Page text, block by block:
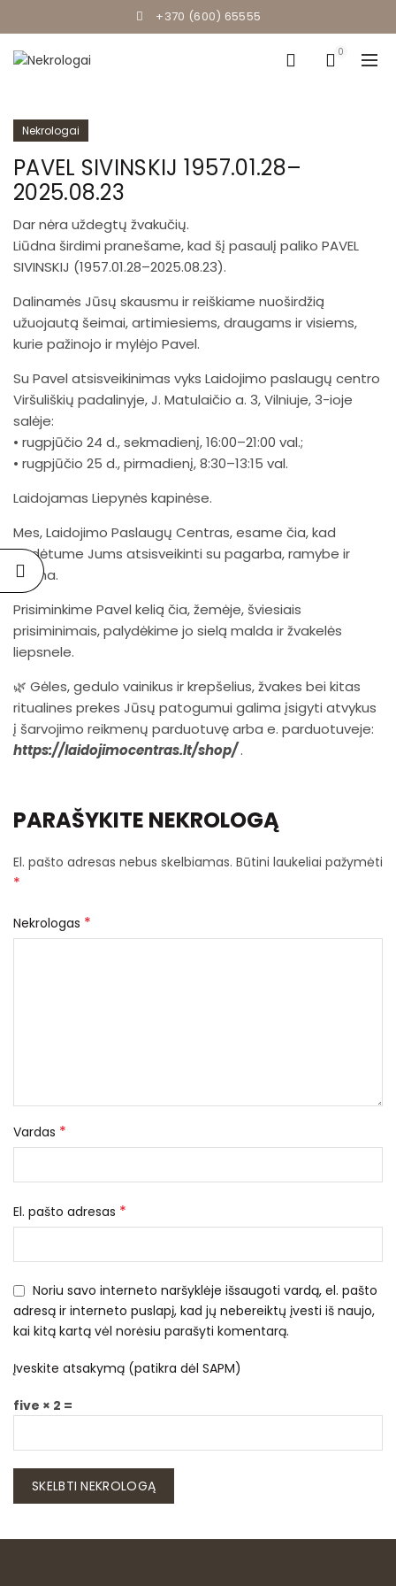
+370 (600) 65555
0
Nekrologai
PAVEL SIVINSKIJ 1957.01.28–
2025.08.23
Dar nėra uždegtų žvakučių.
Liūdna širdimi pranešame, kad šį pasaulį paliko PAVEL
SIVINSKIJ (1957.01.28–2025.08.23).
Dalinamės Jūsų skausmu ir reiškiame nuoširdžią
užuojautą šeimai, artimiesiems, draugams ir visiems,
kurie pažinojo ir mylėjo Pavel.
Su Pavel atsisveikinimas vyks Laidojimo paslaugų centro
Viršuliškių padalinyje, J. Matulaičio a. 3, Vilniuje, 3-ioje
salėje:
• rugpjūčio 24 d., sekmadienį, 16:00–21:00 val.;
• rugpjūčio 25 d., pirmadienį, 8:30–13:15 val.
Laidojamas Liepynės kapinėse.
Mes,Laidojimo Paslaugų Centras, esame čia, kad
padėtume Jums atsisveikinti su pagarba, ramybe ir
šiluma.
Prisiminkime Pavel kelią čia, žemėje, šviesiais
prisiminimais, palydėkime jo sielą malda ir žvakelės
liepsnele.
🌿 Gėles, gedulo vainikus ir krepšelius, žvakes bei kitas
ritualines prekes Jūsų patogumui galima įsigyti atvykus
į šarvojimo reikmenų parduotuvę arba e. parduotuveje:
https://laidojimocentras.lt/shop/.
PARAŠYKITE NEKROLOGĄ
El. pašto adresas nebus skelbiamas. Būtini laukeliai pažymėti
*
Nekrologas *
Vardas *
El. pašto adresas *
Noriu savo interneto naršyklėje išsaugoti vardą, el. pašto
adresą ir interneto puslapį, kad jų nebereiktų įvesti iš naujo,
kai kitą kartą vėl norėsiu parašyti komentarą.
Įveskite atsakymą (patikra dėl SAPM)
five × 2 =